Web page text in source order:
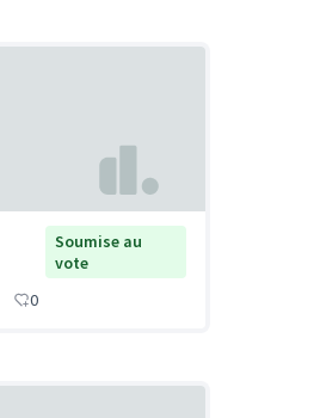
Soumise au
vote
0